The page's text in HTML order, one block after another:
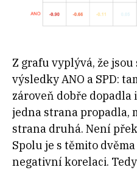
Z grafu vyplývá, že
výsledky ANO a SPD:
zároveň dobře dopadla
jedna strana propadla,
strana druhá. Není
Spolu je s těmito
negativní korelaci.